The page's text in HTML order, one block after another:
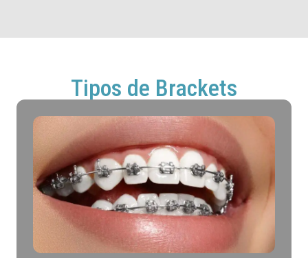
Tipos de Brackets